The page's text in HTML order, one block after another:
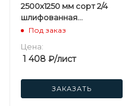
2500х1250 мм сорт 2/4
шлифованная
березовая
Под заказ
Цена:
1 408 ₽/лист
ЗАКАЗАТЬ